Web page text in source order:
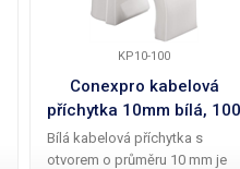
KP10-100
Conexpro kabelová
příchytka 10mm bílá, 100
ks
Bílá kabelová příchytka s
otvorem o průměru 10 mm je